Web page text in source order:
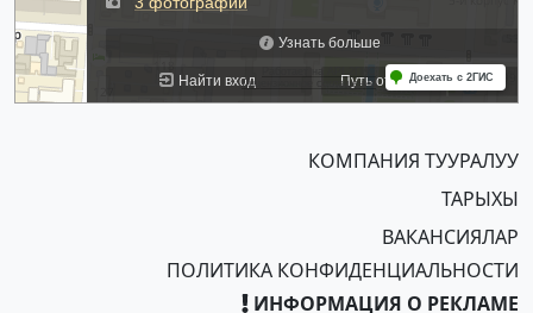
КОМПАНИЯ ТУУРАЛУУ
ТАРЫХЫ
ВАКАНСИЯЛАР
ПОЛИТИКА КОНФИДЕНЦИАЛЬНОСТИ
ИНФОРМАЦИЯ О РЕКЛАМЕ